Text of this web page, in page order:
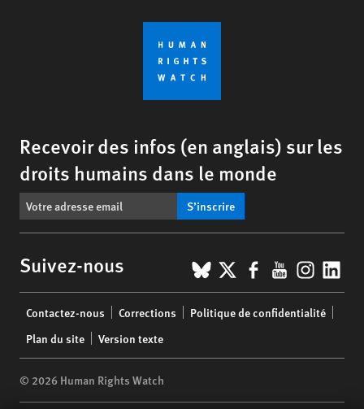
Recevoir des infos (en anglais) sur les
droits humains dans le monde
S’inscrire
Suivez-nous BlueSky
X Facebook
YouTube
menu
Contactez-nous Corrections
Politique de confidentialité
Plan du site
Version texte
© 2026 Human Rights Watch